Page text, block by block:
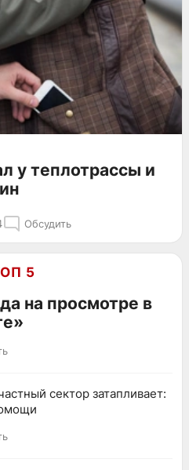
у теплотрассы и
Обсудить
5
на просмотре в
сектор затапливает: